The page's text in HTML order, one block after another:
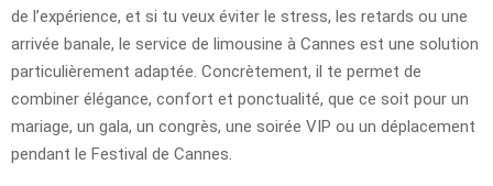
de l’expérience, et si tu veux éviter le stress, les retards ou une
arrivée banale, le service de limousine à Cannes est une solution
particulièrement adaptée. Concrètement, il te permet de
combiner élégance, confort et ponctualité, que ce soit pour un
mariage, un gala, un congrès, une soirée VIP ou un déplacement
pendant le Festival de Cannes.